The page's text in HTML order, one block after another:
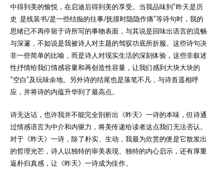
中得到美的愉悦，在启迪后得到美的享受。当我品味到“昨天是历
史 是线装书/是一些结痂的往事/抚摸时隐隐作痛”等诗句时，我的
思绪已不再停留于诗所写的事物表面，与其说是回味出语言的流畅
与深邃，不如说是我被诗人对主题的驾驭功底所折服。这些诗句决
非一些简单的比喻，而是诗人对现实生活的深刻体验，这些非叙述
性抒情给我们情感容量和再创造性容量，让我们感到大块大块的
“空白”及玩味余地。另外诗的结尾也是落笔不凡，与诗首遥相呼
应，并将诗的内蕴升华到了最高点。
诗无达诂，也许我并不能完全剖析出《昨天》一诗的本味，但诗通
过情感语言为中介和内驱力，将美传递给读者这点我们无法否认。
对于《昨天》一诗，除了朴实、生动，我最为欣赏的便是它散发出
的哲理光芒，诗人以独特的审美表现、独特的内心启示，还有厚重
返朴归真感，让《昨天》一诗成为佳作。